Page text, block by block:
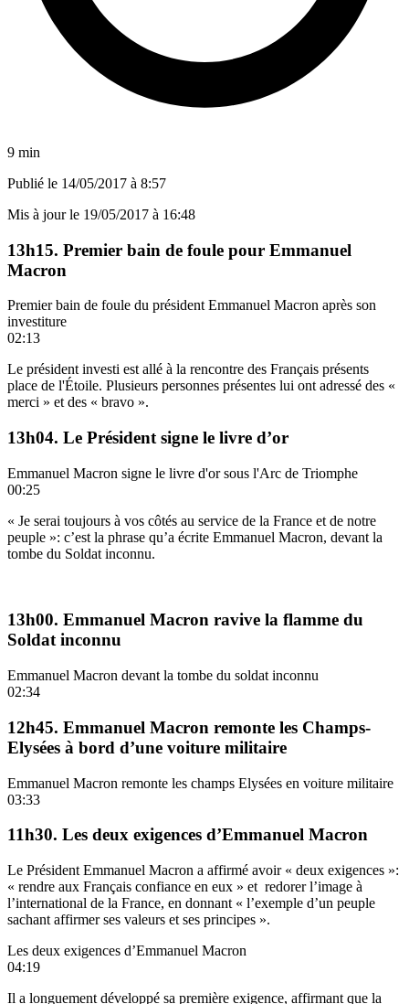
9 min
Publié le 14/05/2017 à 8:57
Mis à jour le 19/05/2017 à 16:48
13h15. Premier bain de foule pour Emmanuel
Macron
Premier bain de foule du président Emmanuel Macron après son
investiture
02:13
Le président investi est allé à la rencontre des Français présents
place de l'Étoile. Plusieurs personnes présentes lui ont adressé des «
merci » et des « bravo ».
13h04. Le Président signe le livre d’or
Emmanuel Macron signe le livre d'or sous l'Arc de Triomphe
00:25
« Je serai toujours à vos côtés au service de la France et de notre
peuple »: c’est la phrase qu’a écrite Emmanuel Macron, devant la
tombe du Soldat inconnu.
13h00. Emmanuel Macron ravive la flamme du
Soldat inconnu
Emmanuel Macron devant la tombe du soldat inconnu
02:34
12h45. Emmanuel Macron remonte les Champs-
Elysées à bord d’une voiture militaire
Emmanuel Macron remonte les champs Elysées en voiture militaire
03:33
11h30. Les deux exigences d’Emmanuel Macron
Le Président Emmanuel Macron a affirmé avoir « deux exigences »:
« rendre aux Français confiance en eux » et redorer l’image à
l’international de la France, en donnant « l’exemple d’un peuple
sachant affirmer ses valeurs et ses principes ».
Les deux exigences d’Emmanuel Macron
04:19
Il a longuement développé sa première exigence, affirmant que la